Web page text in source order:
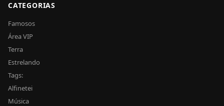
CATEGORIAS
Famosos
Área VIP
Terra
Estrelando
Tags:
Alfinetei
Música